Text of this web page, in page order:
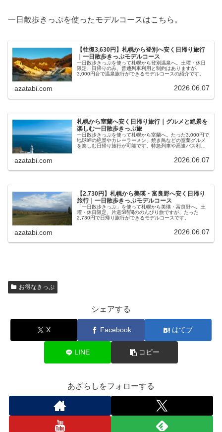
一日散歩きっぷを使ったモデルコースはこちら。
【往復3,630円】札幌から登別へ安く日帰り旅行
｜一日散歩きっぷモデルコース
一日散歩きっぷを使って札幌から登別温泉へ。土曜・休日
限定、日帰りのみ、普通列車利用と制約はありますが、
3,000円台で温泉旅行ができるモデルコースの紹介です。
azatabi.com 2026.06.07
札幌から室蘭へ安く日帰り旅行｜グルメと絶景を
楽しむ一日散歩きっぷ旅
一日散歩きっぷを使って札幌から室蘭へ。たった3,000円で
地球岬の絶景やカレーラーメン、焼き鳥などの室蘭グルメ
を楽しむ日帰り旅行が可能です。特急列車や高速バス利用
azatabi.com 2026.06.07
【2,730円】札幌から美瑛・富良野へ安く日帰り
旅行｜一日散歩きっぷモデルコース
「一日散歩きっぷ」を使って札幌から美瑛・富良野へ。土
曜・休日限定、片道5時間ののんびり旅ですが、たった
2,730円で日帰り旅行ができるモデルコースです。
azatabi.com 2026.06.07
お得なきっぷ
シェアする
X Facebook はてブ
LINE コピー
あざらしをフォローする